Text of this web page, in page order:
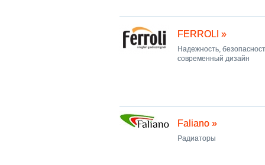
FERROLI »
Надежность,
современный дизайн
Faliano »
Радиаторы